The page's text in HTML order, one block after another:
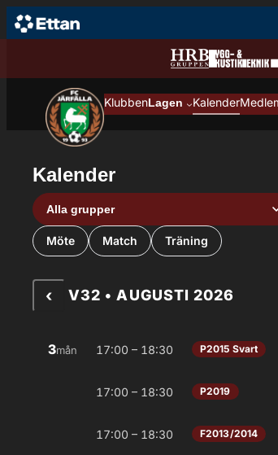
Hoppa till innehåll
Hoppa
till
KlubbenLagen Kalender
Kalender
Grupp
Aktivitetstyp
Möte Match Träning
‹ V32 • AUGUSTI 2026
3mån 17:00 – 18:30 P2015 Svart
17:00 – 18:30 P2019
17:00 – 18:30 F2013/2014